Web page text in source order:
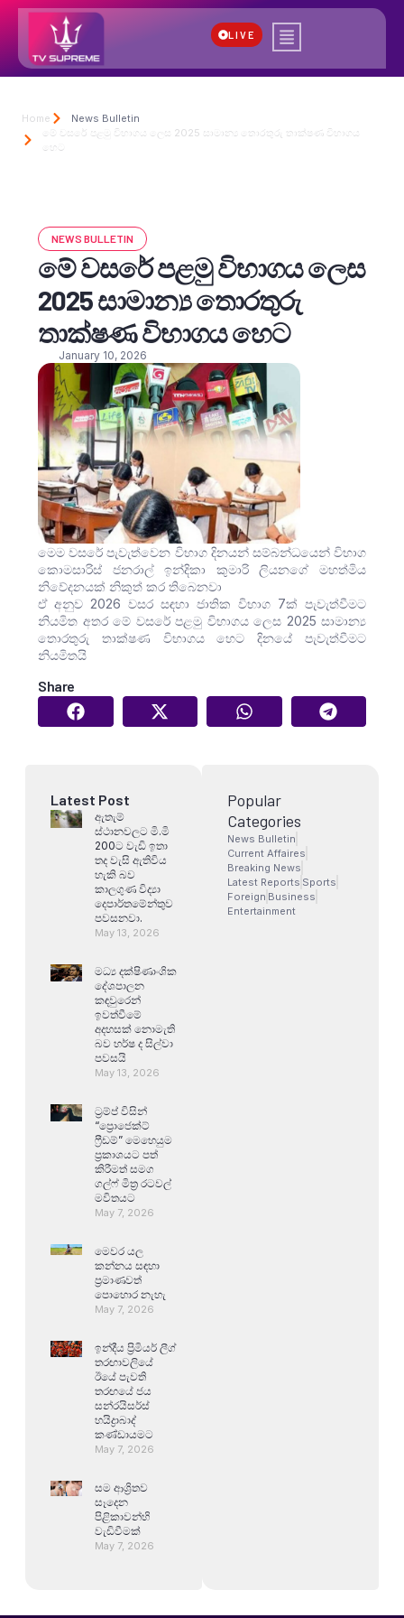
LIVE
Home
News Bulletin
මේ වසරේ පළමු විභාගය ලෙස 2025 සාමාන්‍ය තොරතුරු තාක්ෂණ විභාගය
හෙට
NEWS BULLETIN
මේ වසරේ පළමු විභාගය ලෙස
2025 සාමාන්‍ය තොරතුරු
තාක්ෂණ විභාගය හෙට
January 10, 2026
මෙම වසරේ පැවැත්වෙන විභාග දිනයන් සම්බන්ධයෙන් විභාග
කොමසාරිස් ජනරාල් ඉන්දිකා කුමාරි ලියනගේ මහත්මිය
නිවේදනයක් නිකුත් කර තිබෙනවා
ඒ අනුව 2026 වසර සඳහා ජාතික විභාග 7ක් පැවැත්වීමට
නියමිත අතර මේ වසරේ පළමු විභාගය ලෙස 2025 සාමාන්‍ය
තොරතුරු තාක්ෂණ විභාගය හෙට දිනයේ පැවැත්වීමට
නියමිතයි
Share
Latest Post
ඇතැම්
ස්ථානවලට මි.මි
200ට වැඩි ඉතා
තද වැසි ඇතිවිය
හැකි බව
කාලගුණ විද්‍යා
දෙපාර්තමේන්තුව
පවසනවා.
May 13, 2026
මධ්‍ය දක්ෂිණාංශික
දේශපාලන
කඳවුරෙන්
ඉවත්වීමේ
අදහසක් නොමැති
බව හර්ෂ ද සිල්වා
පවසයි
May 13, 2026
ට්‍රම්ප් විසින්
“ප්‍රොජෙක්ට්
ෆ්‍රීඩම්” මෙහෙයුම
ප්‍රකාශයට පත්
කිරීමත් සමග
ගල්ෆ් මිත්‍ර රටවල්
මවිතයට
May 7, 2026
මෙවර යල
කන්නය සඳහා
ප්‍රමාණවත්
පොහොර නැහැ
May 7, 2026
ඉන්දීය ප්‍රිමියර් ලීග්
තරඟාවලියේ
ඊයේ පැවති
තරඟයේ ජය
සන්රයිසර්ස්
හයිද්‍රාබාද්
කණ්ඩායමට
May 7, 2026
සම ආශ්‍රිතව
සෑදෙන
පිළිකාවන්හි
වැඩිවීමක්
May 7, 2026
Popular
Categories
News Bulletin
Current Affaires
Breaking News
Latest Reports Sports
Foreign Business
Entertainment